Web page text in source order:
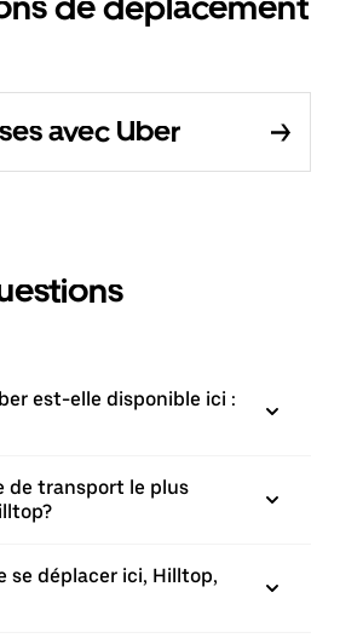
avec Uber
est-elle disponible ici :
de transport le plus
se déplacer ici, Hilltop,